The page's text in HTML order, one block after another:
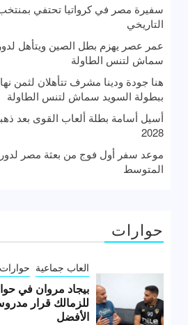
سفيرة مصر في كرواتيا تحتفي بمنتخب
التاريخي
سماش لتنس الطاولة
هنا جودة ودينا مشرف تتأهلان لثمن
ببطولة السويد سماش لتنس الطاولة
أسيل أسامة بطلة ألعاب القوى بعد
2028
موعد سفر أول فوج من بعثة مصر لدورة
المتوسط
حوارات
العاب جماعية حوارات
بيجاد مروان في
للزمالك قرار
الأفضل